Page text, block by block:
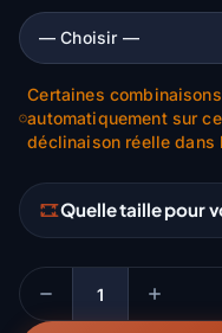
Certaines
automatiquement sur
déclinaison réelle dans
Quelle taille pour
Quantité